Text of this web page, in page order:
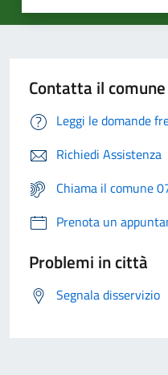
Contatta il comune
Leggi le domande
Richiedi Assistenza
Chiama il comune
Prenota un
Problemi in città
Segnala disservizio